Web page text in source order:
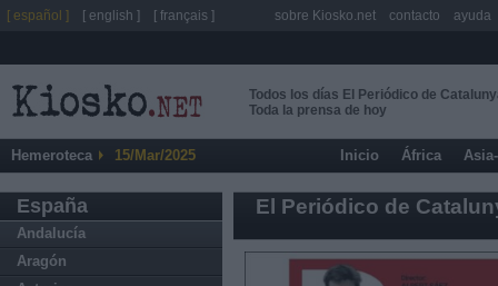
Todos los días El Periódico de
Toda la prensa de hoy
Hemeroteca 15/Mar/2025 Inicio África
España
Andalucía
Aragón
El Periódico de
[ español ] [ english ] [ français ] sobre Kiosko.net contacto ayuda